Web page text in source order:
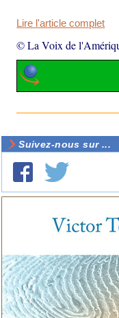
Lire l'article complet
© La Voix de
Suivez-nous sur ...